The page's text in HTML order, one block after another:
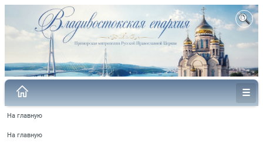
На главную
На главную